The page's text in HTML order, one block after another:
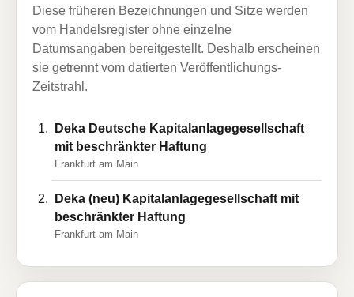
Diese früheren Bezeichnungen und Sitze werden
vom Handelsregister ohne einzelne
Datumsangaben bereitgestellt. Deshalb erscheinen
sie getrennt vom datierten Veröffentlichungs-
Zeitstrahl.
Deka Deutsche Kapitalanlagegesellschaft
mit beschränkter Haftung
Frankfurt am Main
Deka (neu) Kapitalanlagegesellschaft mit
beschränkter Haftung
Frankfurt am Main